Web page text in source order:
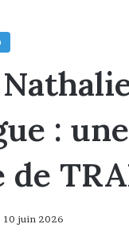
:
de
10 juin 2026